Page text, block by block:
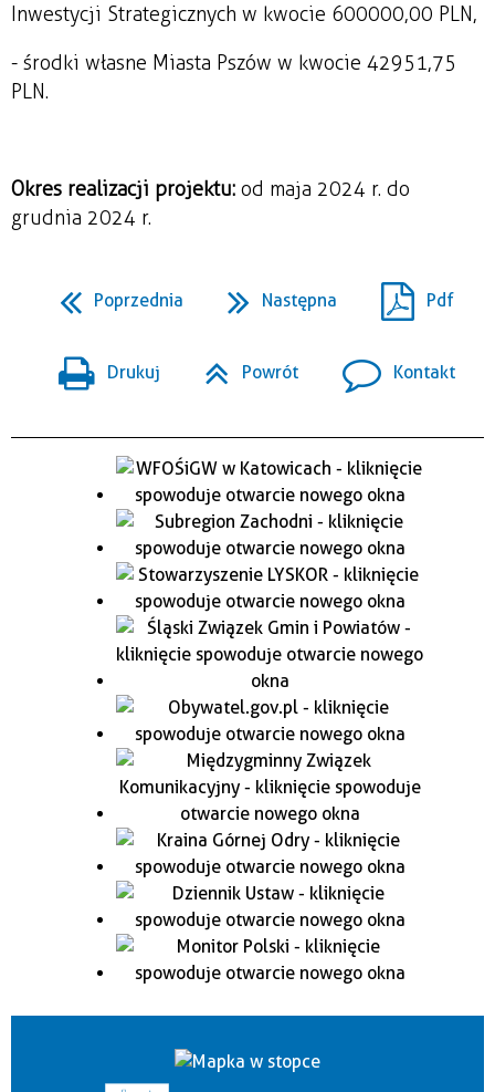
Inwestycji Strategicznych w kwocie 600 000,00 PLN,
- środki własne Miasta Pszów w kwocie 42 951,75
PLN.
Okres realizacji projektu: od maja 2024 r. do
grudnia 2024 r.
Poprzednia Następna Pdf
Drukuj Powrót Kontakt